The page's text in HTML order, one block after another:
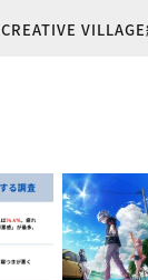
CREATIVE